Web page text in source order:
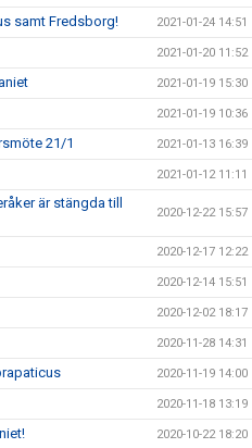
samt Fredsborg! 2021-01-24 14:51
2021-01-20 11:52
2021-01-19 15:30
2021-01-19 10:36
21/1 2021-01-13 16:39
2021-01-12 11:11
är stängda till
2020-12-22 15:57
2020-12-17 12:22
2020-12-14 15:51
2020-12-02 18:17
2020-11-28 14:31
2020-11-19 14:00
2020-11-18 13:19
2020-10-22 18:20